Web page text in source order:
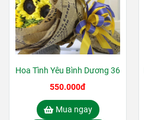
Hoa Tình Yêu Bình Dương 36
550.000đ
Mua ngay